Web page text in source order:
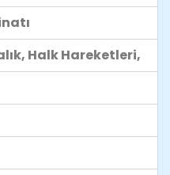
Halk Hareketleri,